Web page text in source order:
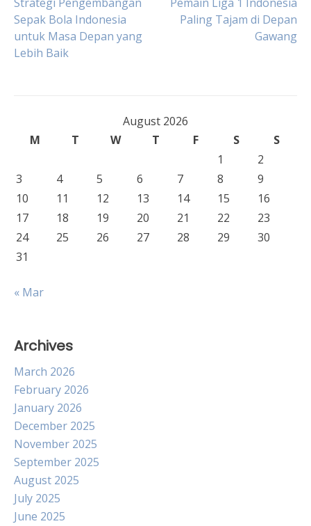
Post
navigation
Sepak Bola Indonesia
untuk Masa Depan yang
Lebih Baik
Paling Tajam di Depan
Gawang
August 2026
M
T W T F S
S
1
2
3
4 5 6 7 8
9
10
11 12 13 14 15
16
17
18 19 20 21 22
23
24
25 26 27 28 29
30
31
« Mar
Archives
March 2026
February 2026
January 2026
December 2025
November 2025
September 2025
August 2025
July 2025
June 2025